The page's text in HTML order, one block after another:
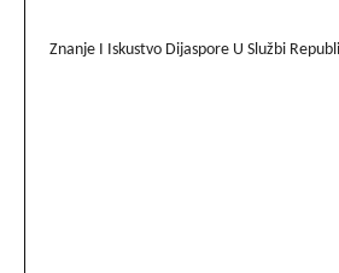
Znanje I Iskustvo Dijaspore U Službi